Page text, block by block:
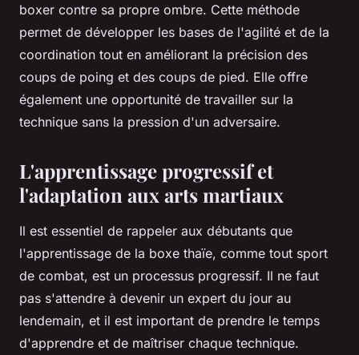
boxer contre sa propre ombre. Cette méthode
permet de développer les bases de l'agilité et de la
coordination tout en améliorant la précision des
coups de poing et des coups de pied. Elle offre
également une opportunité de travailler sur la
technique sans la pression d'un adversaire.
L'apprentissage progressif et
l'adaptation aux arts martiaux
Il est essentiel de rappeler aux débutants que
l'apprentissage de la boxe thaïe, comme tout sport
de combat, est un processus progressif. Il ne faut
pas s'attendre à devenir un expert du jour au
lendemain, et il est important de prendre le temps
d'apprendre et de maîtriser chaque technique.